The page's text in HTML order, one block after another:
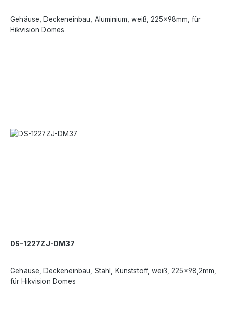
Gehäuse, Deckeneinbau, Aluminium, weiß, 225×98mm, für
Hikvision Domes
DS-1227ZJ-DM37
Gehäuse, Deckeneinbau, Stahl, Kunststoff, weiß, 225×98,2mm,
für Hikvision Domes